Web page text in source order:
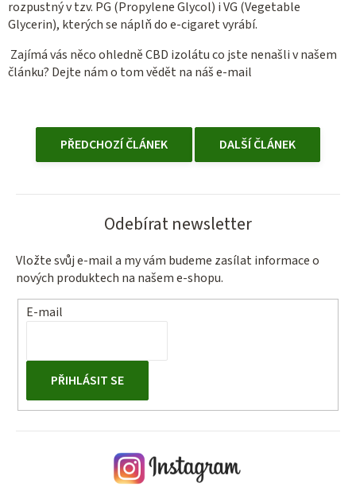
rozpustný v tzv. PG (Propylene Glycol) i VG (Vegetable
Glycerin), kterých se náplň do e-cigaret vyrábí.
Zajímá vás něco ohledně CBD izolátu co jste nenašli v našem
článku? Dejte nám o tom vědět na náš e-mail
PŘEDCHOZÍ ČLÁNEK DALŠÍ ČLÁNEK
Odebírat newsletter
Vložte svůj e-mail a my vám budeme zasílat informace o
nových produktech na našem e-shopu.
E-mail
PŘIHLÁSIT SE